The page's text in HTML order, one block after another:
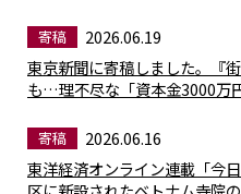
寄稿
2026.06.19
東京新聞に寄稿しました。『
も…理不尽な「資本金3000万
寄稿
2026.06.16
東洋経済オンライン連載「今